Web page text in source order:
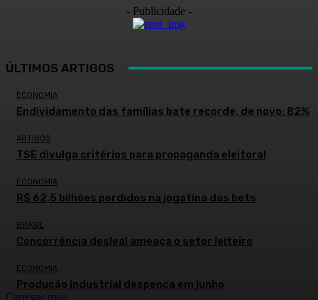
- Publicidade -
ÚLTIMOS ARTIGOS
ECONOMIA
Endividamento das famílias bate recorde, de novo: 82%
ARTIGOS
TSE divulga critérios para propaganda eleitoral
ECONOMIA
R$ 62,5 bilhões perdidos na jogatina das bets
BRASIL
Concorrência desleal ameaça o setor leiteiro
ECONOMIA
Produção industrial despenca em junho
Carregar mais